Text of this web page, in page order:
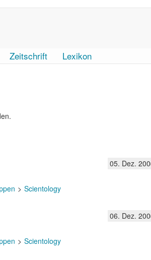
Zeitschrift Lexikon
05. Dez.
Scientology
06. Dez.
Scientology